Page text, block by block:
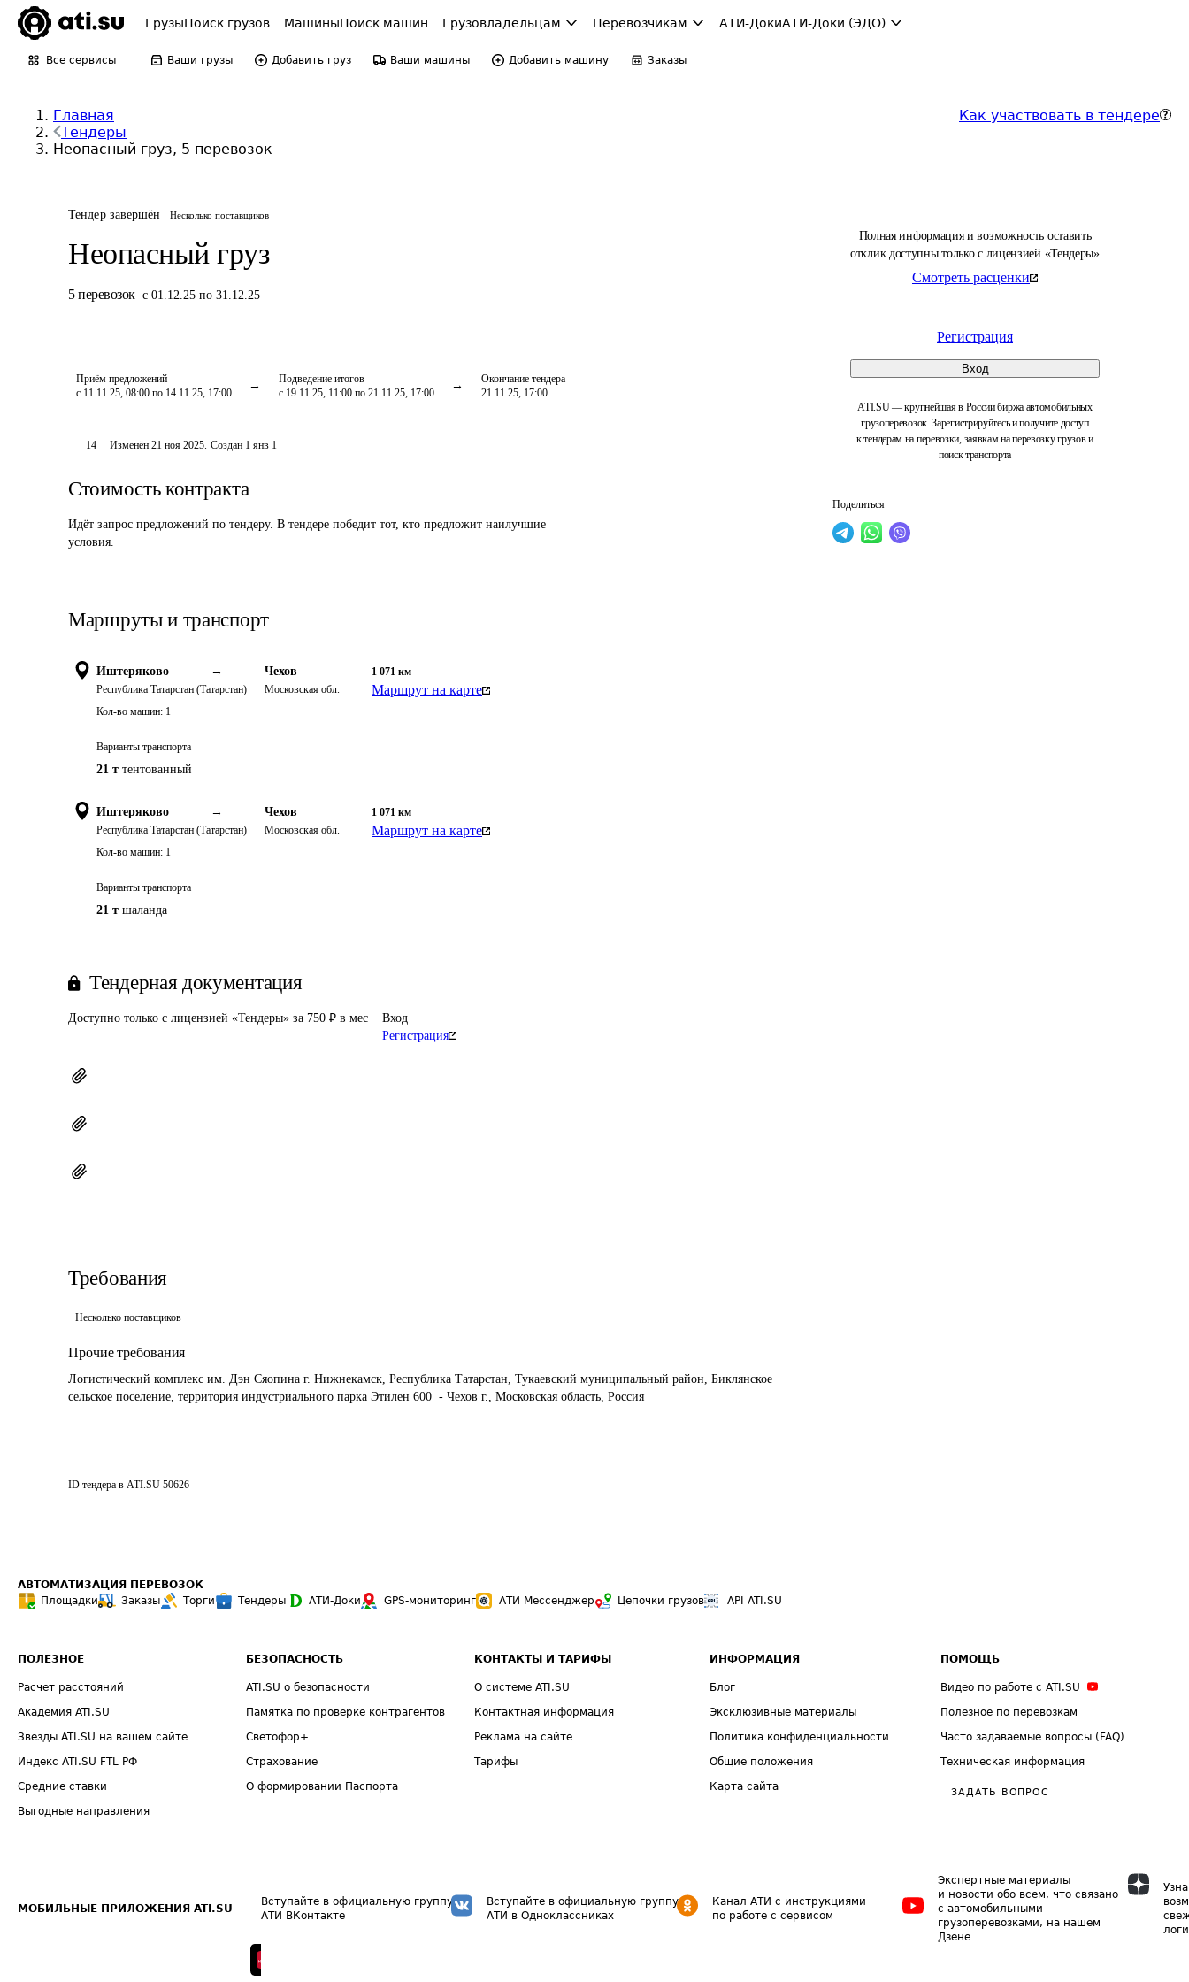
ГрузыПоиск грузов МашиныПоиск машин Грузовладельцам Перевозчикам АТИ-ДокиАТИ-Доки (ЭДО)
Все сервисы Ваши грузы Добавить груз Ваши машины Добавить машину Заказы
Главная
Тендеры
Неопасный груз, 5 перевозок
Как участвовать в тендере
Тендер завершён Несколько поставщиков
Неопасный груз
5 перевозок с 01.12.25 по 31.12.25
Приём предложений
с 11.11.25, 08:00 по 14.11.25, 17:00
Подведение итогов
с 19.11.25, 11:00 по 21.11.25, 17:00
Окончание тендера
21.11.25, 17:00
Полная информация и возможность оставить
отклик доступны только с лицензией «Тендеры»
Смотреть расценки
Регистрация
Вход
ATI.SU — крупнейшая в России биржа автомобильных
грузоперевозок. Зарегистрируйтесь и получите доступ
к тендерам на перевозки, заявкам на перевозку грузов и
поиск транспорта
Поделиться
14 Изменён21 ноя 2025. Создан 1 янв 1
Стоимость контракта
Идёт запрос предложений по тендеру. В тендере победит тот, кто предложит наилучшие
условия.
Маршруты и транспорт
Иштеряково →
Республика Татарстан (Татарстан)
Чехов
Московская обл.
1 071 км
Маршрут на карте
Кол-во машин: 1
Варианты транспорта
21 т тентованный
Иштеряково →
Республика Татарстан (Татарстан)
Чехов
Московская обл.
1 071 км
Маршрут на карте
Кол-во машин: 1
Варианты транспорта
21 т шаланда
Тендерная документация
Доступно только с лицензией «Тендеры» за 750 ₽ в мес
Вход
Регистрация
Требования
Несколько поставщиков
Прочие требования
Логистический комплекс им. Дэн Сяопина г. Нижнекамск, Республика Татарстан, Тукаевский муниципальный район, Биклянское
сельское поселение, территория индустриального парка Этилен 600  - Чехов г., Московская область, Россия
ID тендера в ATI.SU 50626
АВТОМАТИЗАЦИЯ ПЕРЕВОЗОК
Площадки
Заказы Торги Тендеры АТИ-Доки GPS-мониторинг АТИ Мессенджер Цепочки грузов API ATI.SU
ПОЛЕЗНОЕ
Расчет расстояний
Академия ATI.SU
Звезды ATI.SU на вашем сайте
Индекс ATI.SU FTL РФ
Средние ставки
Выгодные направления
БЕЗОПАСНОСТЬ
ATI.SU о безопасности
Памятка по проверке контрагентов
Светофор+
Страхование
О формировании Паспорта
КОНТАКТЫ И ТАРИФЫ
О системе ATI.SU
Контактная информация
Реклама на сайте
Тарифы
ИНФОРМАЦИЯ
Блог
Эксклюзивные материалы
Политика конфиденциальности
Общие положения
Карта сайта
ПОМОЩЬ
Видео по работе с ATI.SU
Полезное по перевозкам
Часто задаваемые вопросы (FAQ)
Техническая информация
ЗАДАТЬ ВОПРОС
МОБИЛЬНЫЕ ПРИЛОЖЕНИЯ ATI.SU
Вступайте в официальную группу
АТИ ВКонтакте
Вступайте в официальную группу
АТИ в Одноклассниках
Канал АТИ с инструкциями
по работе с сервисом
Экспертные материалы
и новости обо всем, что связано
с автомобильными
грузоперевозками, на нашем
Дзене